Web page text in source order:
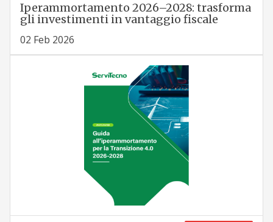
Iperammortamento 2026–2028: trasforma
gli investimenti in vantaggio fiscale
02 Feb 2026